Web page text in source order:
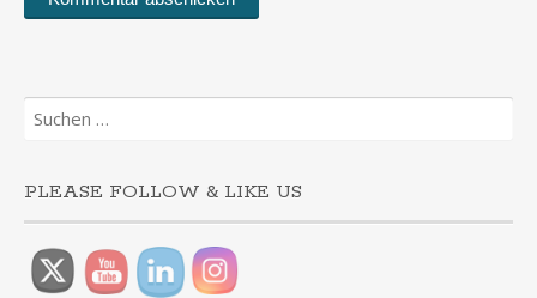
Suchen
nach:
PLEASE FOLLOW & LIKE US